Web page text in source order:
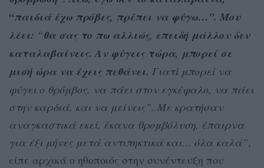
“παιδιά έχω πρόβες, πρέπει να φύγω…”. Μου
λέει: “θα σας το πω αλλιώς, επειδή μάλλον δεν
καταλαβαίνεις. Αν φύγεις τώρα, μπορεί σε
μισή ώρα να έχεις πεθάνει. Γιατί μπορεί να
φύγει ο θρόμβος, να πάει στον εγκέφαλο, να πάει
στην καρδιά, και να μείνεις”. Με κρατήσαν
αναγκαστικά εκεί, έκανα θρομβόλυση, έπαιρνα
για έξι μήνες μετά αντιπηκτικά και… όλα καλά”,
είπε αρχικά ο ηθοποιός στην συνέντευξη που